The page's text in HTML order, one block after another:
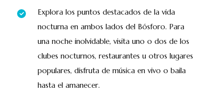
Explora los puntos destacados de la vida
nocturna en ambos lados del Bósforo. Para
una noche inolvidable, visita uno o dos de los
clubes nocturnos, restaurantes u otros lugares
populares, disfruta de música en vivo o baila
hasta el amanecer.